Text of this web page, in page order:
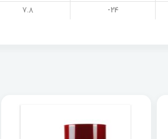
24-
7.8